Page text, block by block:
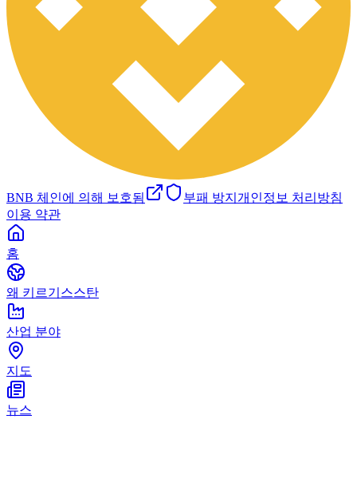
BNB 체인에 의해 보호됨 부패 방지 개인정보 처리방침
이용 약관
홈
왜 키르기스스탄
산업 분야
지도
뉴스